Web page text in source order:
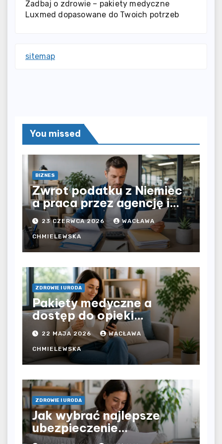
Zadbaj o zdrowie – pakiety medyczne
Luxmed dopasowane do Twoich potrzeb
sitemap
You missed
BIZNES
Zwrot podatku z Niemiec
a praca przez agencję i
bezpośrednio u
pracodawcy – jak
rozliczyć oba źródła
dochodu?
23 CZERWCA 2026 WACŁAWA
CHMIELEWSKA
ZDROWIE I URODA
Pakiety medyczne a
dostęp do opieki
zdrowotnej bez
ograniczeń czasowych –
czy prywatna opieka daje
większą swobodę?
22 MAJA 2026 WACŁAWA
CHMIELEWSKA
ZDROWIE I URODA
Jak wybrać najlepsze
ubezpieczenie
komunikacyjne i uniknąć